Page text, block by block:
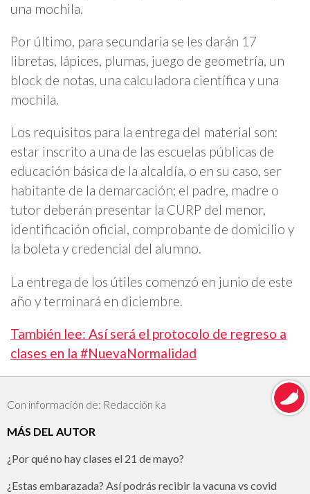
una mochila.
Por último, para secundaria se les darán 17
libretas, lápices, plumas, juego de geometría, un
block de notas, una calculadora científica y una
mochila.
Los requisitos para la entrega del material son:
estar inscrito a una de las escuelas públicas de
educación básica de la alcaldía, o en su caso, ser
habitante de la demarcación; el padre, madre o
tutor deberán presentar la CURP del menor,
identificación oficial, comprobante de domicilio y
la boleta y credencial del alumno.
La entrega de los útiles comenzó en junio de este
año y terminará en diciembre.
También lee: Así será el protocolo de regreso a
clases en la #NuevaNormalidad
Con información de: Redacción ka
MÁS DEL AUTOR
¿Por qué no hay clases el 21 de mayo?
¿Estas embarazada? Así podrás recibir la vacuna vs covid